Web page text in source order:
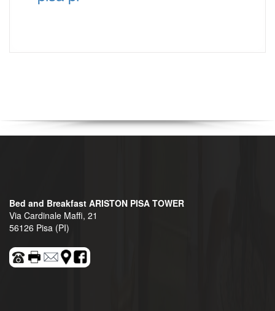
Bed and Breakfast ARISTON PISA TOWER
Via Cardinale Maffi, 21
56126 Pisa (PI)